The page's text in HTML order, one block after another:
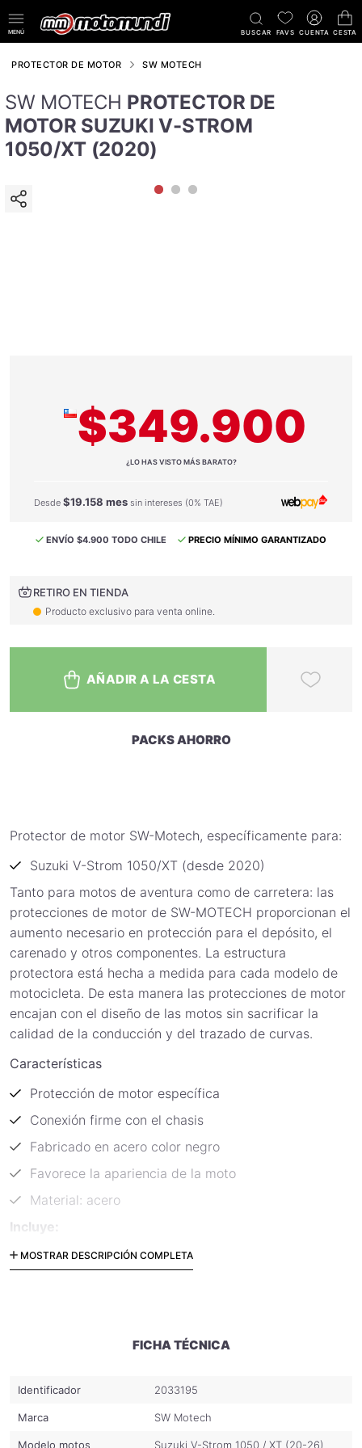
MENÚ BUSCAR FAVS CUENTA CESTA
PROTECTOR DE MOTOR SW MOTECH
SW MOTECH PROTECTOR DE
MOTOR SUZUKI V-STROM
1050/XT (2020)
$349.900
¿LO HAS VISTO MÁS BARATO?
Desde $19.158 mes sin intereses (0% TAE)
ENVÍO $4.900 TODO CHILE PRECIO MÍNIMO GARANTIZADO
RETIRO EN TIENDA
Producto exclusivo para venta online.
AÑADIR A LA CESTA
PACKS AHORRO
Protector de motor SW-Motech, específicamente para:
Suzuki V-Strom 1050/XT (desde 2020)
Tanto para motos de aventura como de carretera: las
protecciones de motor de SW-MOTECH proporcionan el
aumento necesario en protección para el depósito, el
carenado y otros componentes. La estructura
protectora está hecha a medida para cada modelo de
motocicleta. De esta manera las protecciones de motor
encajan con el diseño de las motos sin sacrificar la
calidad de la conducción y del trazado de curvas.
Características
Protección de motor específica
Conexión firme con el chasis
Fabricado en acero color negro
Favorece la apariencia de la moto
Material: acero
Incluye:
2 protecciones de motor
Código: SBL.05.936.10000/B
MOSTRAR DESCRIPCIÓN COMPLETA
FICHA TÉCNICA
Identificador 2033195
Marca SW Motech
Modelo motos Suzuki V-Strom 1050 / XT (20-26)